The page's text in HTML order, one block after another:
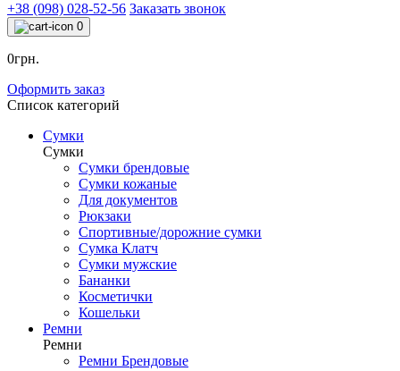
+38 (098) 028-52-56 Заказать звонок
0
0грн.
Оформить заказ
Список категорий
Сумки
Сумки
Сумки брендовые
Сумки кожаные
Для документов
Рюкзаки
Спортивные/дорожние сумки
Сумка Клатч
Сумки мужские
Бананки
Косметички
Кошельки
Ремни
Ремни
Ремни Брендовые